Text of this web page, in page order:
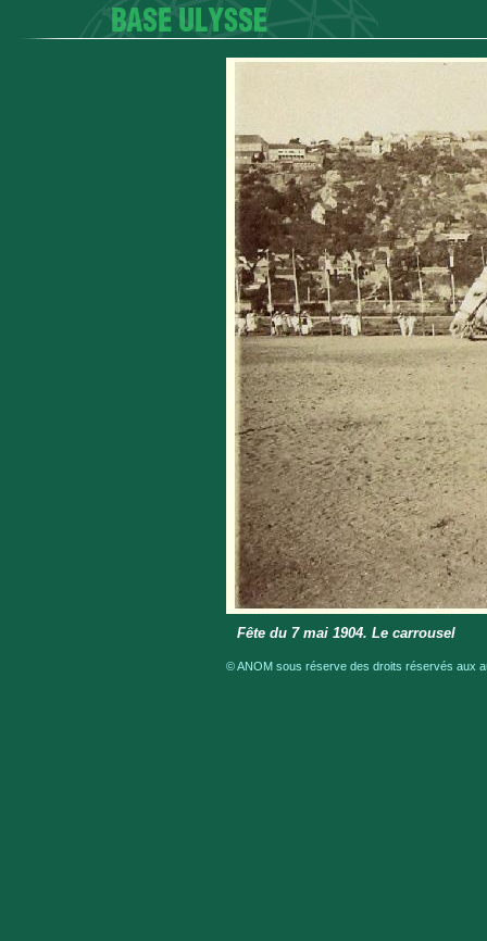
Fête du 7 mai 1904. Le carrousel
© ANOM sous réserve des droits réservés aux